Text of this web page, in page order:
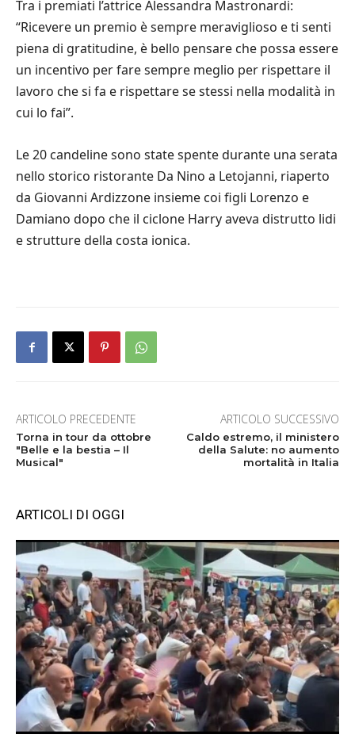
Tra i premiati l’attrice Alessandra Mastronardi:
“Ricevere un premio è sempre meraviglioso e ti senti
piena di gratitudine, è bello pensare che possa essere
un incentivo per fare sempre meglio per rispettare il
lavoro che si fa e rispettare se stessi nella modalità in
cui lo fai”.
Le 20 candeline sono state spente durante una serata
nello storico ristorante Da Nino a Letojanni, riaperto
da Giovanni Ardizzone insieme coi figli Lorenzo e
Damiano dopo che il ciclone Harry aveva distrutto lidi
e strutture della costa ionica.
ARTICOLO PRECEDENTE
Torna in tour da ottobre
"Belle e la bestia – Il
Musical"
ARTICOLO SUCCESSIVO
Caldo estremo, il ministero
della Salute: no aumento
mortalità in Italia
ARTICOLI DI OGGI